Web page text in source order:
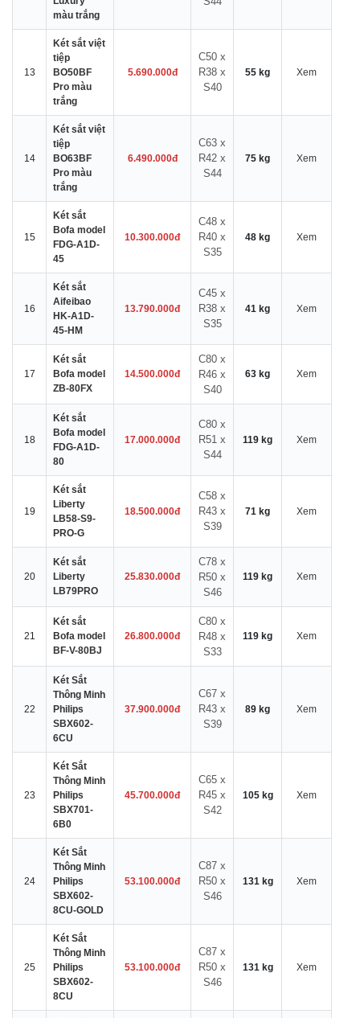
màu trắng
13
Két sắt việt
tiệp
BO50BF
Pro màu
trắng
5.690.000đ
C50 x
R38 x
S40
55 kg Xem
14
Két sắt việt
tiệp
BO63BF
Pro màu
trắng
6.490.000đ
C63 x
R42 x
S44
75 kg Xem
15
Két sắt
Bofa model
FDG-A1D-
45
10.300.000đ
C48 x
R40 x
S35
48 kg Xem
16
Két sắt
Aifeibao
HK-A1D-
45-HM
13.790.000đ
C45 x
R38 x
S35
41 kg Xem
17
Két sắt
Bofa model
ZB-80FX
14.500.000đ
C80 x
R46 x
S40
63 kg Xem
18
Két sắt
Bofa model
FDG-A1D-
80
17.000.000đ
C80 x
R51 x
S44
119 kg Xem
19
Két sắt
Liberty
LB58-S9-
PRO-G
18.500.000đ
C58 x
R43 x
S39
71 kg Xem
20
Két sắt
Liberty
LB79PRO
25.830.000đ
C78 x
R50 x
S46
119 kg Xem
21
Két sắt
Bofa model
BF-V-80BJ
26.800.000đ
C80 x
R48 x
S33
119 kg Xem
22
Két Sắt
Thông Minh
Philips
SBX602-
6CU
37.900.000đ
C67 x
R43 x
S39
89 kg Xem
23
Két Sắt
Thông Minh
Philips
SBX701-
6B0
45.700.000đ
C65 x
R45 x
S42
105 kg Xem
24
Két Sắt
Thông Minh
Philips
SBX602-
8CU-GOLD
53.100.000đ
C87 x
R50 x
S46
131 kg Xem
25
Két Sắt
Thông Minh
Philips
SBX602-
8CU
53.100.000đ
C87 x
R50 x
S46
131 kg Xem